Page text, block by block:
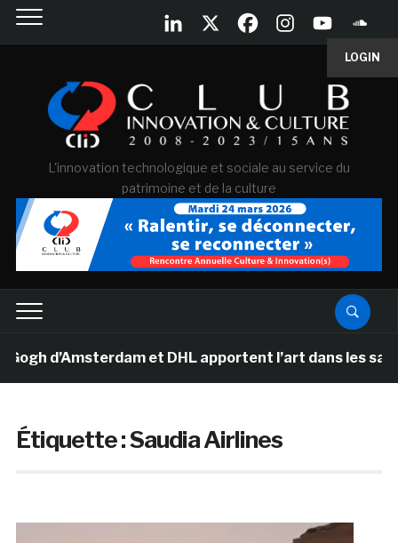
LOGIN
L'innovation technologique et sociale au service du
patrimoine et de la culture
d’Amsterdam et DHL apportent l’art dans les salles
Étiquette :Saudia Airlines